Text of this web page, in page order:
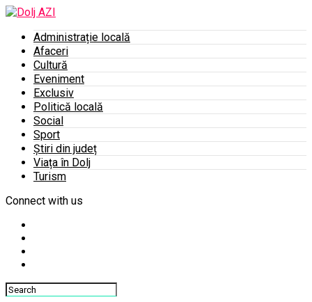
Administrație locală
Afaceri
Cultură
Eveniment
Exclusiv
Politică locală
Social
Sport
Știri din județ
Viața în Dolj
Turism
Connect with us